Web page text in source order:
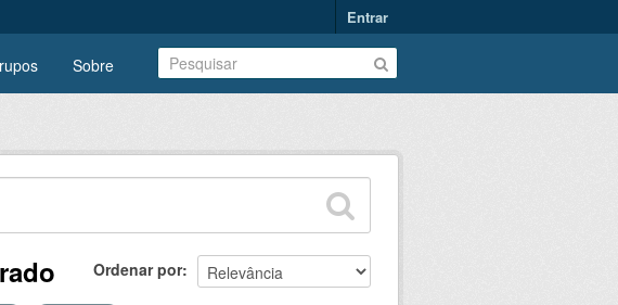
Entrar
Sobre
Ordenar por